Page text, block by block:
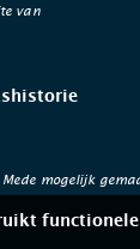
van
Mede mogelijk